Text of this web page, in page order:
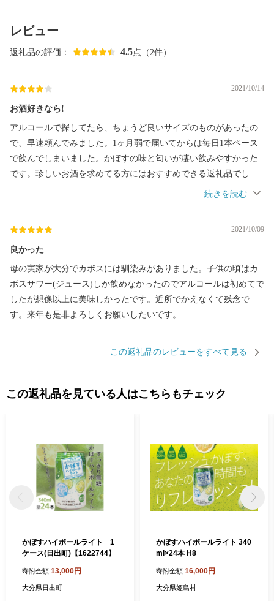
レビュー
返礼品の評価： 4.5点（2件）
2021/10/14
お酒好きなら!
アルコールで探してたら、ちょうど良いサイズのものがあったの
で、早速頼んでみました。1ヶ月弱で届いてからは毎日1本ペース
で飲んでしまいました。かぼすの味と匂いが凄い飲みやすかった
です。珍しいお酒を求めてる方にはおすすめできる返礼品でし
2021/10/09
良かった
母の実家が大分でカボスには馴染みがありました。子供の頃はカ
ボスサワー(ジュース)しか飲めなかったのでアルコールは初めてで
したが想像以上に美味しかったです。近所でかえなくて残念で
す。来年も是非よろしくお願いしたいです。
この返礼品のレビューをすべて見る
この返礼品を見ている人はこちらもチェック
かぼすハイボールライト 1
ケース(日出町)【1622744】
寄附金額 13,000円
大分県日出町
かぼすハイボールライト 340
ml×24本 H8
寄附金額 16,000円
大分県姫島村